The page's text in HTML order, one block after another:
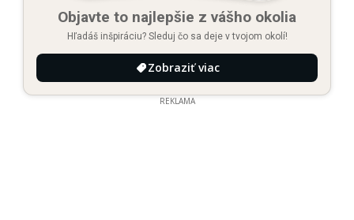
Objavte to najlepšie z vášho okolia
Hľadáš inšpiráciu? Sleduj čo sa deje v tvojom okolí!
Zobraziť viac
REKLAMA